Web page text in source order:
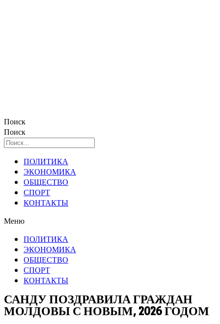
Поиск
Поиск
ПОЛИТИКА
ЭКОНОМИКА
ОБЩЕСТВО
СПОРТ
КОНТАКТЫ
Меню
ПОЛИТИКА
ЭКОНОМИКА
ОБЩЕСТВО
СПОРТ
КОНТАКТЫ
САНДУ ПОЗДРАВИЛА ГРАЖДАН
МОЛДОВЫ С НОВЫМ, 2026 ГОДОМ